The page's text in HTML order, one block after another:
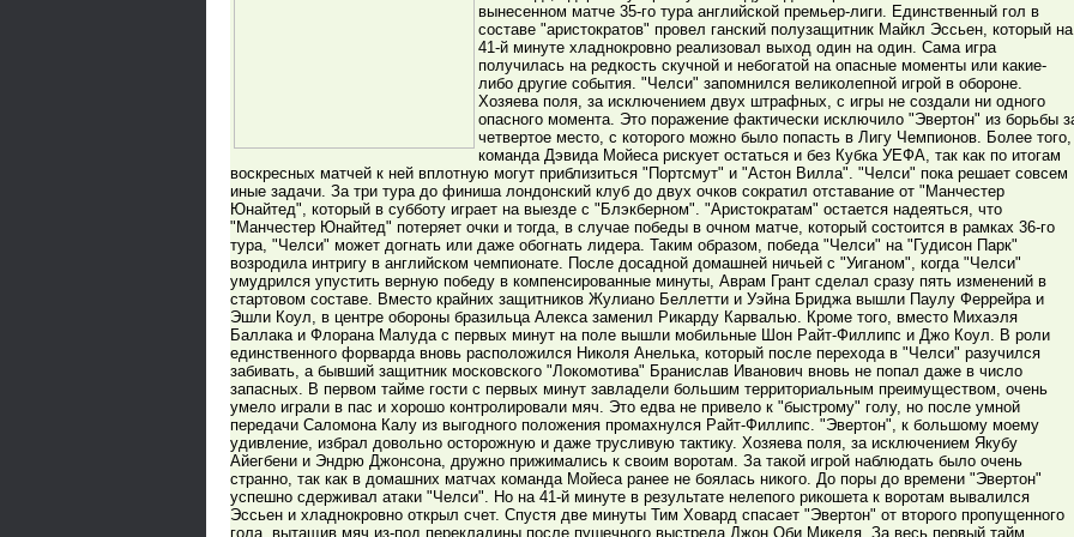
вынесенном матче 35-го тура английской премьер-лиги. Единственный гол в
составе "аристократов" провел ганский полузащитник Майкл Эссьен, который на
41-й минуте хладнокровно реализовал выход один на один. Сама игра
получилась на редкость скучной и небогатой на опасные моменты или какие-
либо другие события. "Челси" запомнился великолепной игрой в обороне.
Хозяева поля, за исключением двух штрафных, с игры не создали ни одного
опасного момента. Это поражение фактически исключило "Эвертон" из борьбы
четвертое место, с которого можно было попасть в Лигу Чемпионов. Более того,
команда Дэвида Мойеса рискует остаться и без Кубка УЕФА, так как по итогам
воскресных матчей к ней вплотную могут приблизиться "Портсмут" и "Астон Вилла". "Челси" пока решает совсем
иные задачи. За три тура до финиша лондонский клуб до двух очков сократил отставание от "Манчестер
Юнайтед", который в субботу играет на выезде с "Блэкберном". "Аристократам" остается надеяться, что
"Манчестер Юнайтед" потеряет очки и тогда, в случае победы в очном матче, который состоится в рамках 36-го
тура, "Челси" может догнать или даже обогнать лидера. Таким образом, победа "Челси" на "Гудисон Парк"
возродила интригу в английском чемпионате. После досадной домашней ничьей с "Уиганом", когда "Челси"
умудрился упустить верную победу в компенсированные минуты, Аврам Грант сделал сразу пять изменений в
стартовом составе. Вместо крайних защитников Жулиано Беллетти и Уэйна Бриджа вышли Паулу Феррейра и
Эшли Коул, в центре обороны бразильца Алекса заменил Рикарду Карвалью. Кроме того, вместо Михаэля
Баллака и Флорана Малуда с первых минут на поле вышли мобильные Шон Райт-Филлипс и Джо Коул. В роли
единственного форварда вновь расположился Николя Анелька, который после перехода в "Челси" разучился
забивать, а бывший защитник московского "Локомотива" Бранислав Иванович вновь не попал даже в число
запасных. В первом тайме гости с первых минут завладели большим территориальным преимуществом, очень
умело играли в пас и хорошо контролировали мяч. Это едва не привело к "быстрому" голу, но после умной
передачи Саломона Калу из выгодного положения промахнулся Райт-Филлипс. "Эвертон", к большому моему
удивление, избрал довольно осторожную и даже трусливую тактику. Хозяева поля, за исключением Якубу
Айегбени и Эндрю Джонсона, дружно прижимались к своим воротам. За такой игрой наблюдать было очень
странно, так как в домашних матчах команда Мойеса ранее не боялась никого. До поры до времени "Эвертон"
успешно сдерживал атаки "Челси". Но на 41-й минуте в результате нелепого рикошета к воротам вывалился
Эссьен и хладнокровно открыл счет. Спустя две минуты Тим Ховард спасает "Эвертон" от второго пропущенного
гола, вытащив мяч из-под перекладины после пушечного выстрела Джон Оби Микеля. За весь первый тайм